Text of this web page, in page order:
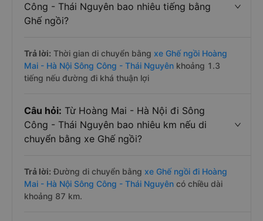
Công - Thái Nguyên bao nhiêu tiếng bằng
Ghế ngồi?
Trả lời: Thời gian di chuyển bằng xe Ghế ngồi Hoàng
Mai - Hà Nội Sông Công - Thái Nguyên khoảng 1.3
tiếng nếu đường đi khá thuận lợi
Câu hỏi: Từ Hoàng Mai - Hà Nội đi Sông
Công - Thái Nguyên bao nhiêu km nếu di
chuyển bằng xe Ghế ngồi?
Trả lời: Đường di chuyển bằng xe Ghế ngồi đi Hoàng
Mai - Hà Nội Sông Công - Thái Nguyên có chiều dài
khoảng 87 km.